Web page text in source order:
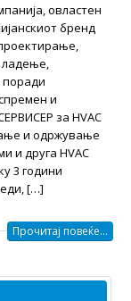
овластен
бренд
ладење,
поради
и
за HVAC
и одржување
и друга HVAC
3 години
[…]
Прочитај повеќе...